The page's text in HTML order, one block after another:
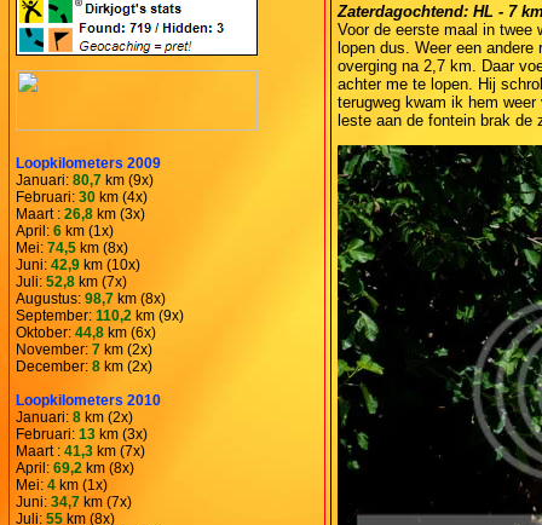
Loopkilometers 2009
Januari: 80,7 km (9x)
Februari: 30 km (4x)
Maart : 26,8 km (3x)
April: 6 km (1x)
Mei: 74,5 km (8x)
Juni: 42,9 km (10x)
Juli: 52,8 km (7x)
Augustus: 98,7 km (8x)
September: 110,2 km (9x)
Oktober: 44,8 km (6x)
November: 7 km (2x)
December: 8 km (2x)
Loopkilometers 2010
Januari: 8 km (2x)
Februari: 13 km (3x)
Maart : 41,3 km (7x)
April: 69,2 km (8x)
Mei: 4 km (1x)
Juni: 34,7 km (7x)
Juli: 55 km (8x)
Zaterdagochtend: HL - 7
Voor de eerste maal in twee
lopen dus. Weer een andere
overging na 2,7 km. Daar
achter me te lopen. Hij
terugweg kwam ik hem
leste aan de fontein brak de